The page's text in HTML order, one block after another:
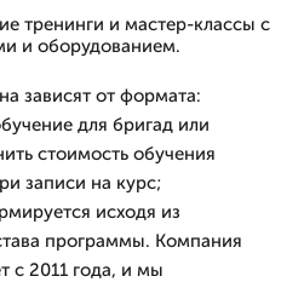
тренинги и мастер-классы с
и оборудованием.
зависят от формата:
для бригад или
стоимость обучения
записи на курс;
исходя из
программы. Компания
с 2011 года, и мы